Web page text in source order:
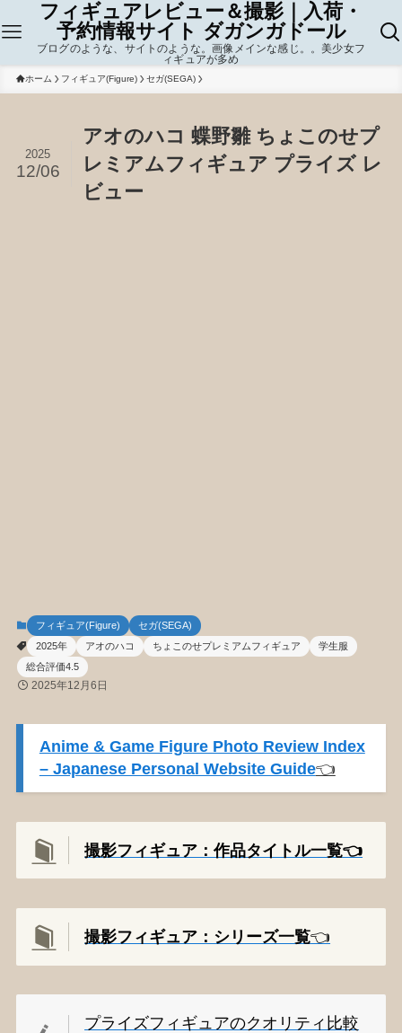
フィギュアレビュー＆撮影｜入荷・
予約情報サイト ダガンガドール
ブログのような、サイトのような。画像メインな感じ。。美少女フ
ィギュアが多め
ホーム フィギュア(Figure) セガ(SEGA)
アオのハコ 蝶野雛 ちょこのせプ
レミアムフィギュア プライズ レ
ビュー
2025
12/06
フィギュア(Figure)
セガ(SEGA)
2025年
アオのハコ ちょこのせプレミアムフィギュア
学生服
総合評価4.5
2025年12月6日
Anime & Game Figure Photo Review Index
– Japanese Personal Website Guide👈️
撮影フィギュア：作品タイトル一覧👈️
撮影フィギュア：シリーズ一覧👈️
プライズフィギュアのクオリティ比較